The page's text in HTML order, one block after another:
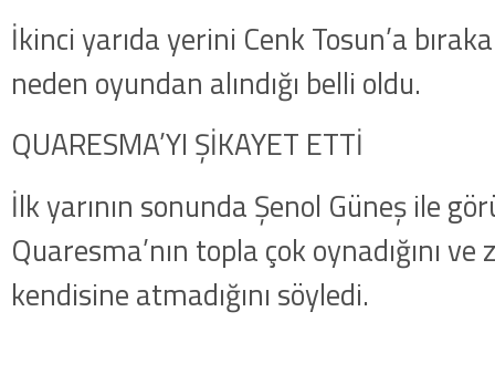
İkinci yarıda yerini Cenk Tosun’a
neden oyundan alındığı belli oldu.
QUARESMA’YI ŞİKAYET ETTİ
İlk yarının sonunda Şenol Güneş ile
Quaresma’nın topla çok oynadığını ve
kendisine atmadığını söyledi.